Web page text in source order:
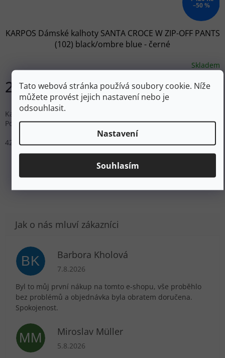
Tato webová stránka používá soubory cookie. Níže
můžete provést jejich nastavení nebo je
odsouhlasit.
Nastavení
Souhlasím
–50 %
KARPOS Dámské kalhoty SANTA CROCE W ZIP-OFF PANTS
(102) black/ombre blue - černé
Skladem
2 210 Kč DETAIL
Kalhoty, které lze pomocí zipu na stehně přeměnit na šortky.
Pohodlné a pružné. Ideální na turistiku a také na cestování.
42
ZOBRAZIT VŠECHNY PODOBNÉ PRODUKTY
BK Barbora Kholová
Hodnocení obchodu je 5 z 5 hvězdiček.
7.8.2026
Byl to můj první nákup na tomto e-shopu, vše proběhlo
bez problémů a objednávka byla obratem doručena.
Spokojenost.
MM Miroslav Müller
Hodnocení obchodu je 5 z 5 hvězdiček.
5.8.2026